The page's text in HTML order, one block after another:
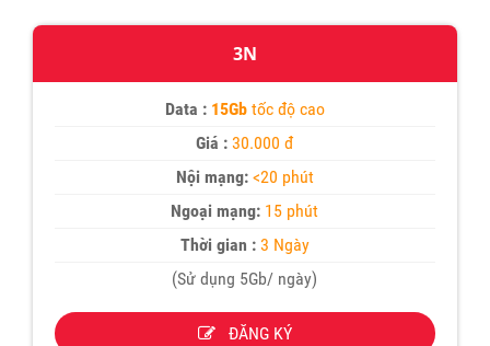
3N
Data :15Gb tốc độ cao
Giá :30.000 đ
Nội mạng: <20 phút
Ngoại mạng: 15 phút
Thời gian :3 Ngày
(Sử dụng 5Gb/ ngày)
ĐĂNG KÝ